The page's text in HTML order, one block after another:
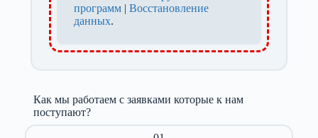
программ| Восстановление
данных.
Как мы работаем с заявками которые к нам
поступают?